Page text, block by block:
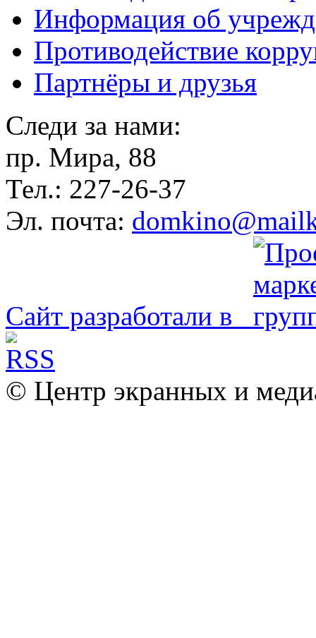
Информация об
Противодействие
Партнёры и друзья
Следи за нами:
пр. Мира, 88
Тел.: 227-26-37
Эл. почта:
Сайт разработали в
© Центр экранных и